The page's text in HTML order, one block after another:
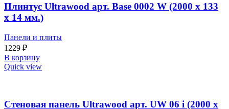
Плинтус Ultrawood арт. Base 0002 W (2000 x 133
x 14 мм.)
Панели и плиты
1229 ₽
В корзину
Quick view
Стеновая панель Ultrawood арт. UW 06 i (2000 х